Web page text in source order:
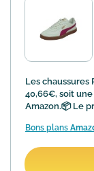
Les chaussures
40,66€, soit une
Amazon.📦 Le
Bons plans